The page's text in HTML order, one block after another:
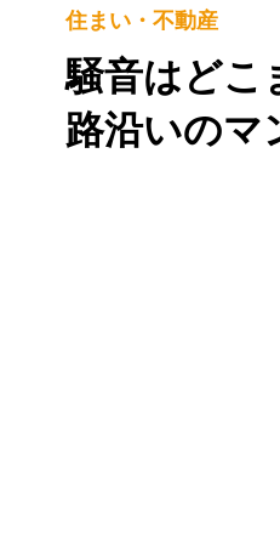
住まい・不動産
騒音はどこ
路沿いのマ